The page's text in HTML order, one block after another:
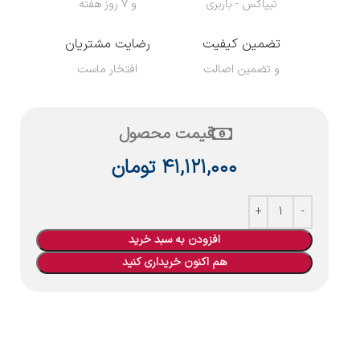
تیپاکس - باربری و ۷ روز هفته
تضمین کیفیت
و تضمین اصالت
رضایت مشتریان
افتخار ماست
قیمت محصول
۴۱,۱۲۱,۰۰۰ تومان
افزودن به سبد خرید
هم اکنون خریداری کنید